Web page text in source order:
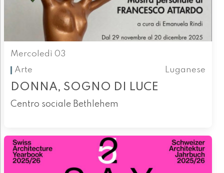
Mercoledì 03
Arte
Luganese
DONNA, SOGNO DI LUCE
Centro sociale Bethlehem